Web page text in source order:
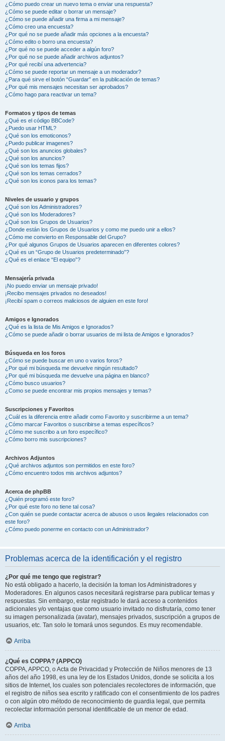
¿Cómo puedo crear un nuevo tema o enviar una respuesta?
¿Cómo se puede editar o borrar un mensaje?
¿Cómo se puede añadir una firma a mi mensaje?
¿Cómo creo una encuesta?
¿Por qué no se puede añadir más opciones a la encuesta?
¿Cómo edito o borro una encuesta?
¿Por qué no se puede acceder a algún foro?
¿Por qué no se puede añadir archivos adjuntos?
¿Por qué recibí una advertencia?
¿Cómo se puede reportar un mensaje a un moderador?
¿Para qué sirve el botón “Guardar” en la publicación de temas?
¿Por qué mis mensajes necesitan ser aprobados?
¿Cómo hago para reactivar un tema?
Formatos y tipos de temas
¿Qué es el código BBCode?
¿Puedo usar HTML?
¿Qué son los emoticonos?
¿Puedo publicar imagenes?
¿Qué son los anuncios globales?
¿Qué son los anuncios?
¿Qué son los temas fijos?
¿Qué son los temas cerrados?
¿Qué son los iconos para los temas?
Niveles de usuario y grupos
¿Qué son los Administradores?
¿Qué son los Moderadores?
¿Qué son los Grupos de Usuarios?
¿Donde están los Grupos de Usuarios y como me puedo unir a ellos?
¿Cómo me convierto en Responsable del Grupo?
¿Por qué algunos Grupos de Usuarios aparecen en diferentes colores?
¿Qué es un “Grupo de Usuarios predeterminado”?
¿Qué es el enlace “El equipo”?
Mensajería privada
¡No puedo enviar un mensaje privado!
¡Recibo mensajes privados no deseados!
¡Recibí spam o correos maliciosos de alguien en este foro!
Amigos e Ignorados
¿Qué es la lista de Mis Amigos e Ignorados?
¿Cómo se puede añadir o borrar usuarios de mi lista de Amigos e Ignorados?
Búsqueda en los foros
¿Cómo se puede buscar en uno o varios foros?
¿Por qué mi búsqueda me devuelve ningún resultado?
¿Por qué mi búsqueda me devuelve una página en blanco?
¿Cómo busco usuarios?
¿Como se puede encontrar mis propios mensajes y temas?
Suscripciones y Favoritos
¿Cuál es la diferencia entre añadir como Favorito y suscribirme a un tema?
¿Cómo marcar Favoritos o suscribirse a temas específicos?
¿Cómo me suscribo a un foro específico?
¿Cómo borro mis suscripciones?
Archivos Adjuntos
¿Qué archivos adjuntos son permitidos en este foro?
¿Cómo encuentro todos mis archivos adjuntos?
Acerca de phpBB
¿Quién programó este foro?
¿Por qué este foro no tiene tal cosa?
¿Con quién se puede contactar acerca de abusos o usos ilegales relacionados con
este foro?
¿Cómo puedo ponerme en contacto con un Administrador?
Problemas acerca de la identificación y el registro
¿Por qué me tengo que registrar?
No está obligado a hacerlo, la decisión la toman los Administradores y
Moderadores. En algunos casos necesitará registrarse para publicar temas y
respuestas. Sin embargo, estar registrado le dará acceso a contenidos
adicionales y/o ventajas que como usuario invitado no disfrutaría, como tener
su imagen personalizada (avatar), mensajes privados, suscripción a grupos de
usuarios, etc. Tan solo le tomará unos segundos. Es muy recomendable.
Arriba
¿Qué es COPPA? (APPCO)
COPPA, APPCO, o Acta de Privacidad y Protección de Niños menores de 13
años del año 1998, es una ley de los Estados Unidos, donde se solicita a los
sitios de Internet, los cuales son potenciales recolectores de información, que
el registro de niños sea escrito y ratificado con el consentimiento de los padres
o con algún otro método de reconocimiento de guardia legal, que permita
recolectar información personal identificable de un menor de edad.
Arriba